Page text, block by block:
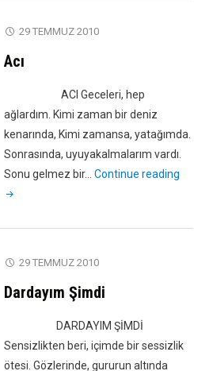
29 TEMMUZ 2010
Acı
ACI Geceleri, hep
ağlardım. Kimi zaman bir deniz
kenarında, Kimi zamansa, yatağımda.
Sonrasında, uyuyakalmalarım vardı.
Sonu gelmez bir…Continue reading
29 TEMMUZ 2010
Dardayım Şimdi
DARDAYIM ŞİMDİ
Sensizlikten beri, içimde bir sessizlik
ötesi. Gözlerinde, gururun altında